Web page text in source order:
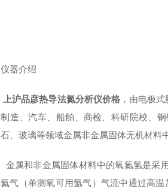
仪器介绍
上沪品彦热导法氮分析仪价格，由电极式
制造、汽车、船舶、商检、科研院校、
石、玻璃等领域金属非金属固体无机材料
金属和非金属固体材料中的氧氮氢是采
氦气（单测氧可用氩气）气流中通过高